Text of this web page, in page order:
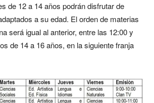
de 12 a 14 años podrán disfrutar de
a su edad. El orden de materias
será igual al anterior, entre las 12:00 y
de 14 a 16 años, en la siguiente franja